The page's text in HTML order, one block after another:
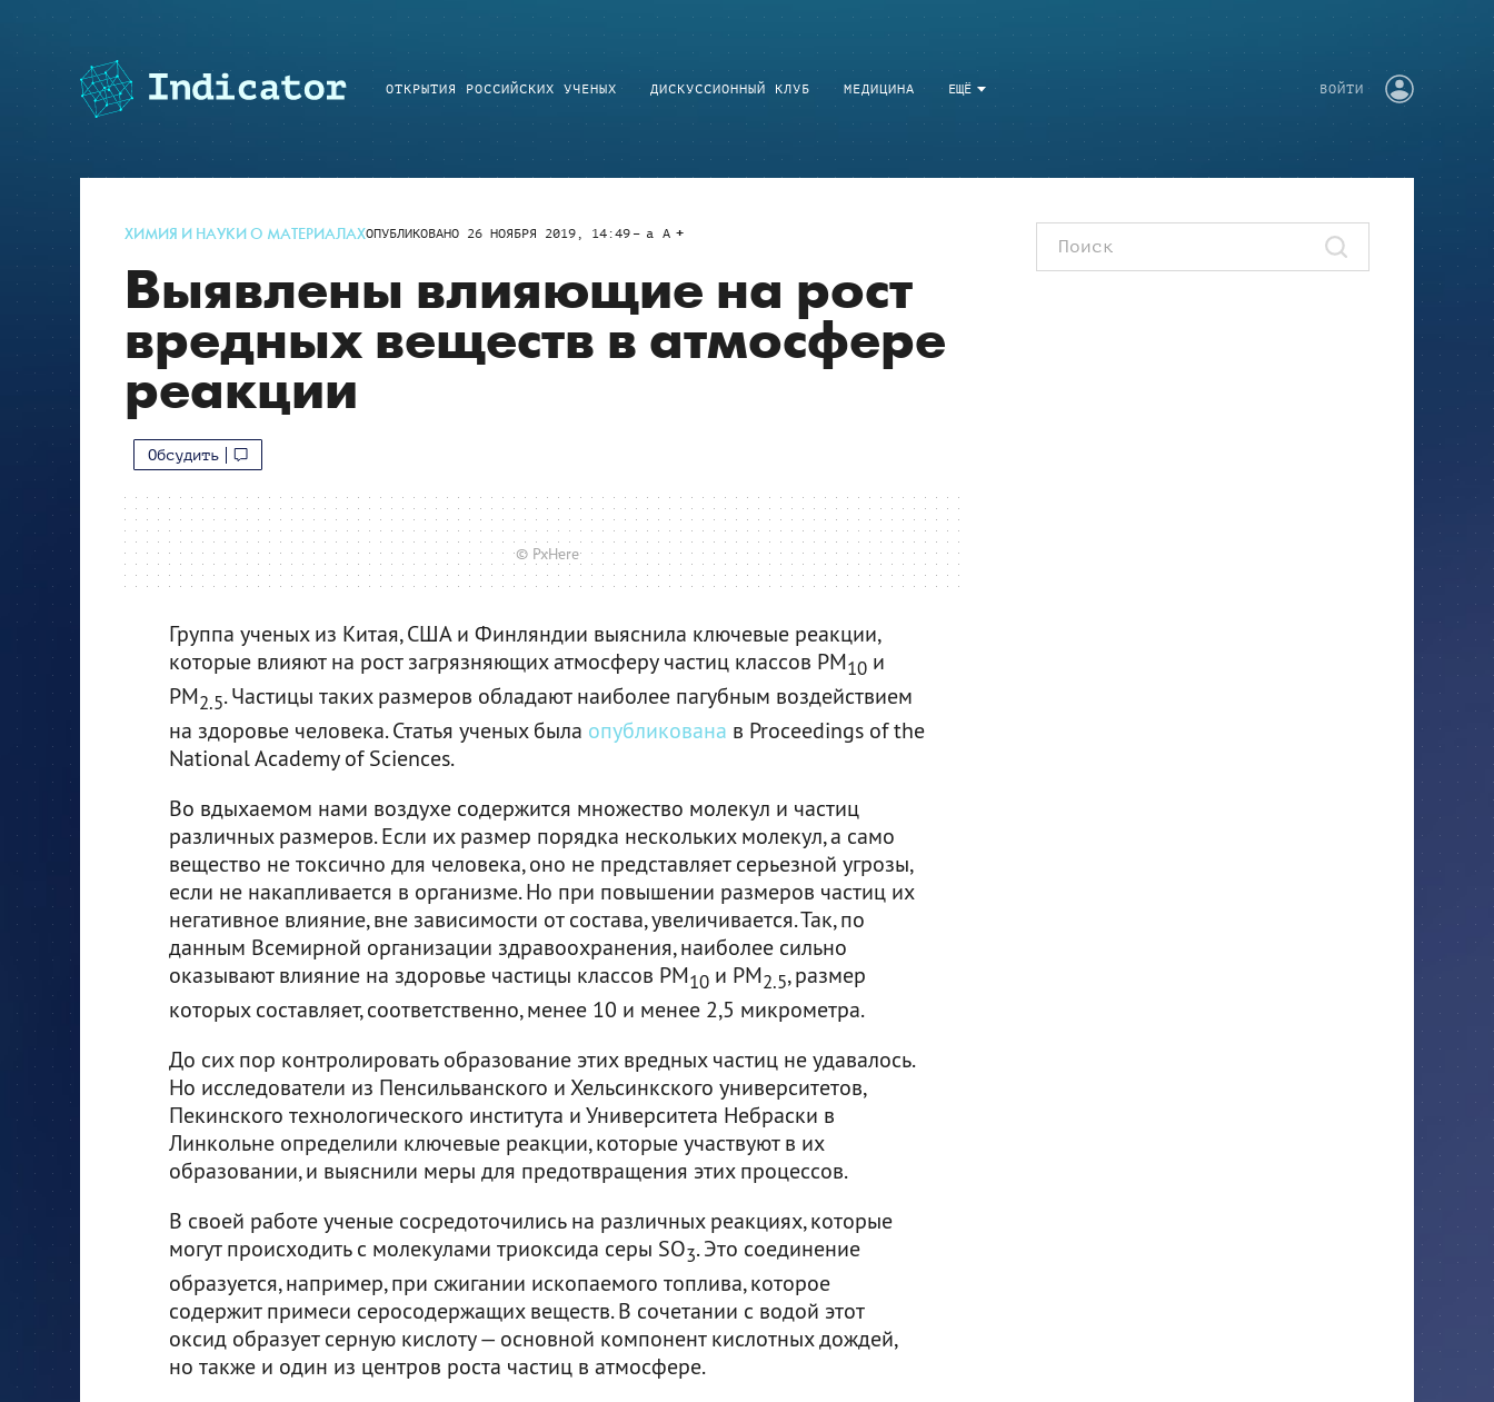
ЕЩЁ
ОТКРЫТИЯ РОССИЙСКИХ УЧЕНЫХ ДИСКУССИОННЫЙ КЛУБ МЕДИЦИНА ВОЙТИ
ХИМИЯ И НАУКИ О МАТЕРИАЛАХОПУБЛИКОВАНО 26 НОЯБРЯ 2019, 14:49 a A
Выявлены влияющие на рост
вредных веществ в атмосфере
реакции
Обсудить
© PxHere
Группа ученых из Китая, США и Финляндии выяснила ключевые реакции,
которые влияют на рост загрязняющих атмосферу частиц классов PM10 и
PM2.5. Частицы таких размеров обладают наиболее пагубным воздействием
на здоровье человека. Статья ученых была опубликована в Proceedings of the
National Academy of Sciences.
Во вдыхаемом нами воздухе содержится множество молекул и частиц
различных размеров. Если их размер порядка нескольких молекул, а само
вещество не токсично для человека, оно не представляет серьезной угрозы,
если не накапливается в организме. Но при повышении размеров частиц их
негативное влияние, вне зависимости от состава, увеличивается. Так, по
данным Всемирной организации здравоохранения, наиболее сильно
оказывают влияние на здоровье частицы классов PM10 и PM2.5, размер
которых составляет, соответственно, менее 10 и менее 2,5 микрометра.
До сих пор контролировать образование этих вредных частиц не удавалось.
Но исследователи из Пенсильванского и Хельсинкского университетов,
Пекинского технологического института и Университета Небраски в
Линкольне определили ключевые реакции, которые участвуют в их
образовании, и выяснили меры для предотвращения этих процессов.
В своей работе ученые сосредоточились на различных реакциях, которые
могут происходить с молекулами триоксида серы SO3. Это соединение
образуется, например, при сжигании ископаемого топлива, которое
содержит примеси серосодержащих веществ. В сочетании с водой этот
оксид образует серную кислоту — основной компонент кислотных дождей,
но также и один из центров роста частиц в атмосфере.